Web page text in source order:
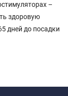
–
здоровую
дней до посадки